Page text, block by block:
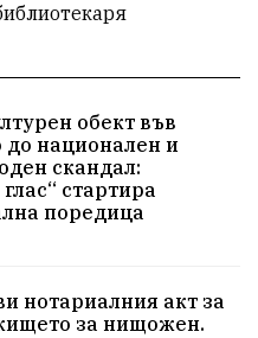
Концерт
Аспарухово
Вълчи дол
Величие
обект във
до национален и
скандал:
стартира
поредица
нотариалния акт за
за нищожен.